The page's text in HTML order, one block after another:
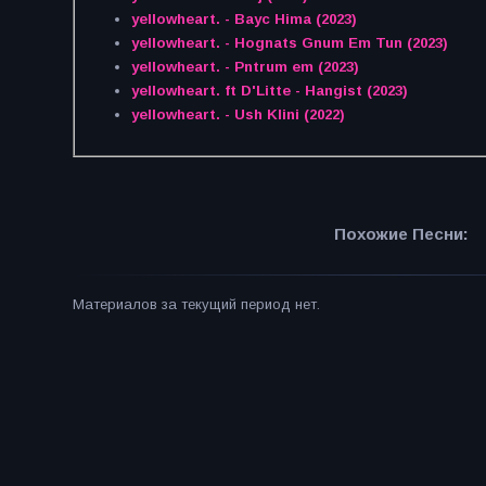
yellowheart. - Bayc Hima (2023)
yellowheart. - Hognats Gnum Em Tun (2023)
yellowheart. - Pntrum em (2023)
yellowheart. ft D'Litte - Hangist (2023)
yellowheart. - Ush Klini (2022)
Похожие Песни:
Материалов за текущий период нет.